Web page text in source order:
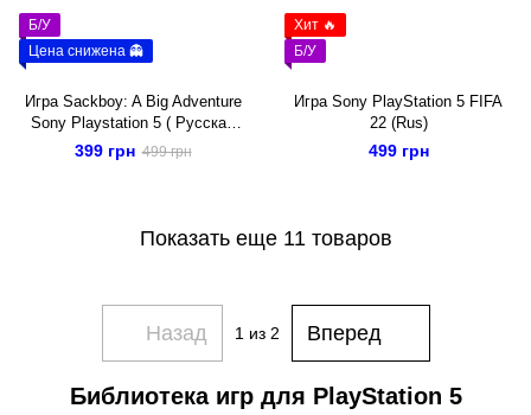
Б/У
Цена снижена 👻
Игра Sackboy: A Big Adventure
Sony Playstation 5 ( Русская
озвучка)
399 грн 499 грн
Хит 🔥
Б/У
Игра Sony PlayStation 5 FIFA
22 (Rus)
499 грн
Показать еще 11 товаров
Назад 1 из 2 Вперед
Библиотека игр для PlayStation 5